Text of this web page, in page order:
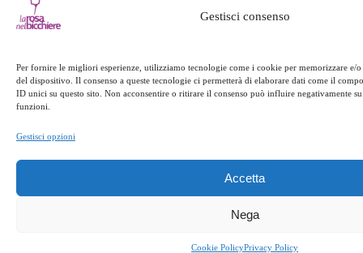
Gestisci consenso
Per fornire le migliori esperienze, utilizziamo tecnologie come i cookie per memorizzare e/
del dispositivo. Il consenso a queste tecnologie ci permetterà di elaborare dati come il
ID unici su questo sito. Non acconsentire o ritirare il consenso può influire negativamente
funzioni.
Gestisci opzioni
Accetta
Nega
Cookie PolicyPrivacy Policy